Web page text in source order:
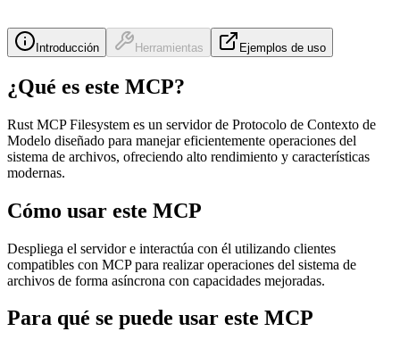
Introducción Herramientas Ejemplos de uso
¿Qué es este MCP?
Rust MCP Filesystem es un servidor de Protocolo de Contexto de
Modelo diseñado para manejar eficientemente operaciones del
sistema de archivos, ofreciendo alto rendimiento y características
modernas.
Cómo usar este MCP
Despliega el servidor e interactúa con él utilizando clientes
compatibles con MCP para realizar operaciones del sistema de
archivos de forma asíncrona con capacidades mejoradas.
Para qué se puede usar este MCP